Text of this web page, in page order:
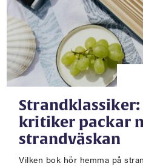
Strandklassiker:
kritiker packar
strandväskan
Vilken bok hör hemma på